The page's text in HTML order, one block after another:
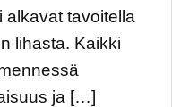
alkavat tavoitella
lihasta. Kaikki
ja […]